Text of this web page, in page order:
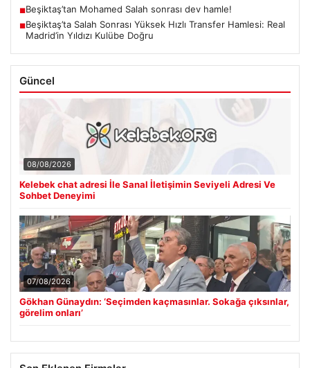
■Beşiktaş’tan Mohamed Salah sonrası dev hamle!
■Beşiktaş’ta Salah Sonrası Yüksek Hızlı Transfer Hamlesi: Real
Madrid’in Yıldızı Kulübe Doğru
Güncel
08/08/2026
Kelebek chat adresi İle Sanal İletişimin Seviyeli Adresi Ve
Sohbet Deneyimi
07/08/2026
Gökhan Günaydın: ‘Seçimden kaçmasınlar. Sokağa çıksınlar,
görelim onları’